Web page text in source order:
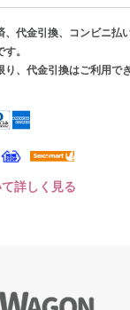
代金引換、コンビニ払い
。
、代金引換はご利用で
詳しく見る